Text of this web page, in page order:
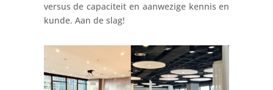
versus de capaciteit en aanwezige kennis en
kunde. Aan de slag!